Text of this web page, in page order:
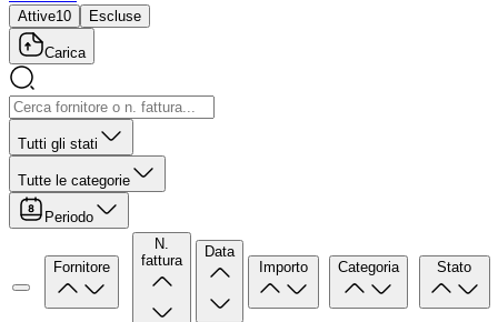
Attive10 Escluse
Carica
Tutti gli stati
Tutte le categorie
Periodo
Fornitore
N.
fattura
Data
Importo
Categoria Stato